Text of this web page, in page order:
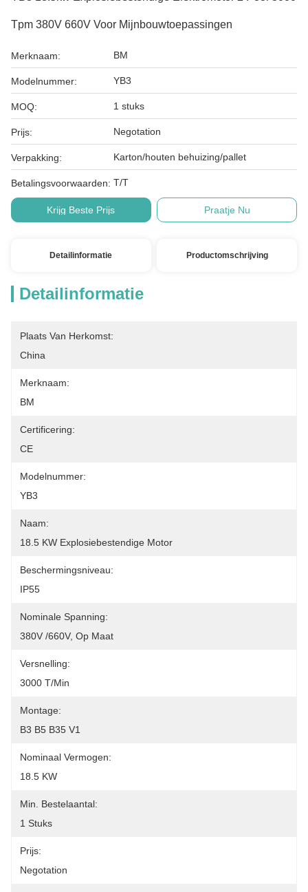
Tpm 380V 660V Voor Mijnbouwtoepassingen
Merknaam: BM
Modelnummer: YB3
MOQ: 1 stuks
Prijs: Negotation
Verpakking: Karton/houten behuizing/pallet
Betalingsvoorwaarden: T/T
Krijg Beste Prijs Praatje Nu
Detailinformatie Productomschrijving
Detailinformatie
Plaats Van Herkomst:
China
Merknaam:
BM
Certificering:
CE
Modelnummer:
YB3
Naam:
18.5 KW Explosiebestendige Motor
Beschermingsniveau:
IP55
Nominale Spanning:
380V /660V, Op Maat
Versnelling:
3000 T/min
Montage:
B3 B5 B35 V1
Nominaal Vermogen:
18.5 KW
Min. Bestelaantal:
1 Stuks
Prijs:
Negotation